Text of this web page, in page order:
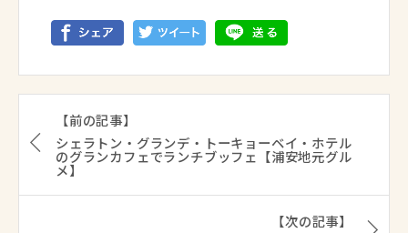
【前の記事】
シェラトン・グランデ・トーキョーベイ・ホテル
のグランカフェでランチブッフェ【浦安地元グル
メ】
【次の記事】